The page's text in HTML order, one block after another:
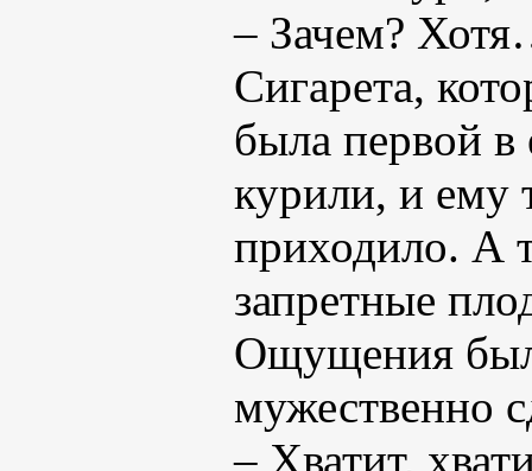
– Зачем?
Сигарета,
была первой
курили, и ему
приходило. А
запретные
Ощущения
мужественно
– Хватит,